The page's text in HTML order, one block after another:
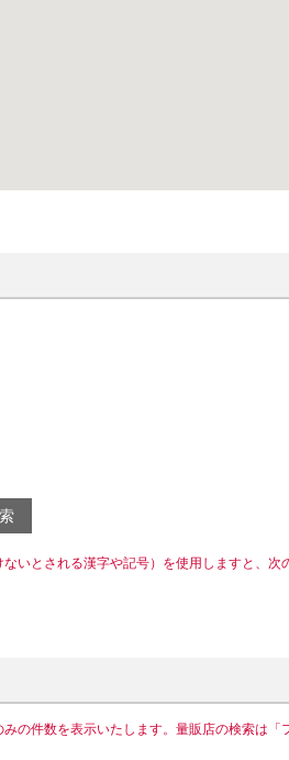
いとされる漢字や記号）を使用しますと、次
の件数を表示いたします。量販店の検索は「